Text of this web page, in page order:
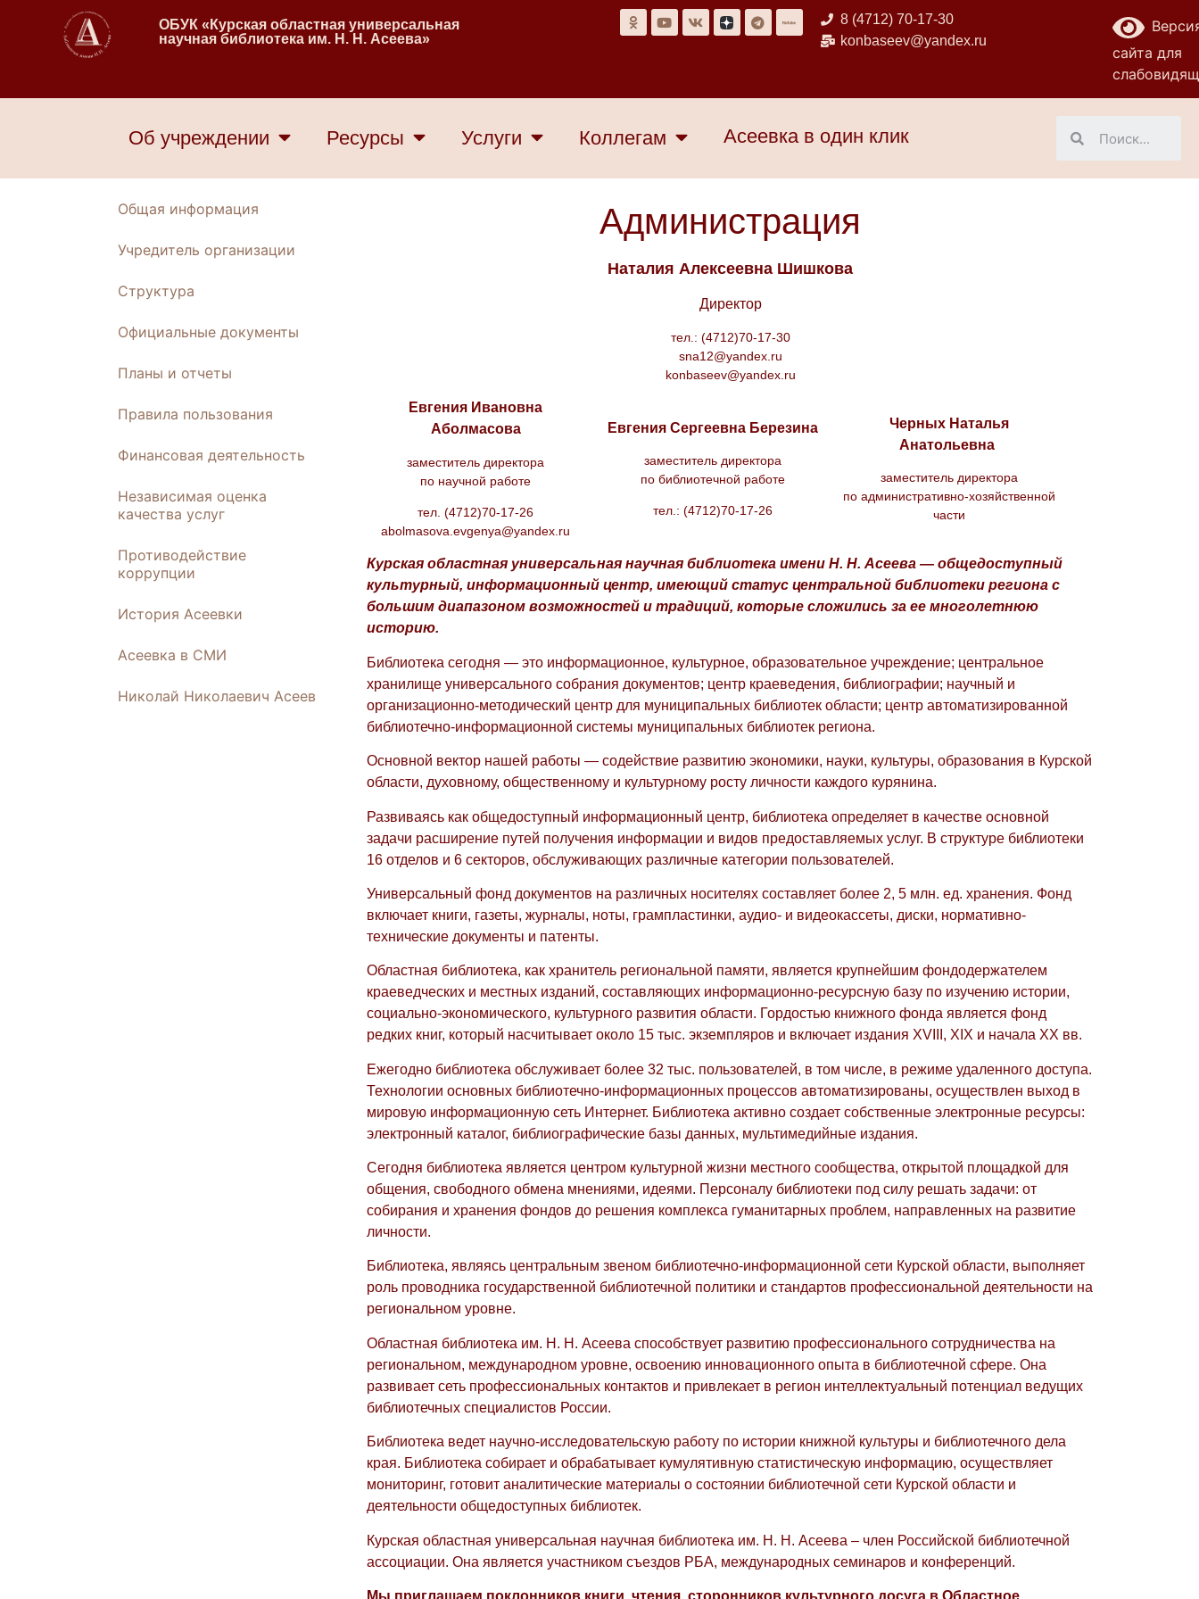
ОБУК «Курская областная универсальная
научная библиотека им. Н. Н. Асеева»
8 (4712) 70-17-30
konbaseev@yandex.ru
сайта для
Об учреждении Ресурсы Услуги Коллегам Асеевка в один клик
Общая информация
Учредитель организации
Структура
Официальные документы
Планы и отчеты
Правила пользования
Финансовая деятельность
Независимая оценка
качества услуг
Противодействие
коррупции
История Асеевки
Асеевка в СМИ
Николай Николаевич Асеев
Администрация
Наталия Алексеевна Шишкова
Директор
тел.: (4712)70-17-30
sna12@yandex.ru
konbaseev@yandex.ru
Евгения Ивановна
Аболмасова
заместитель директора
по научной работе
тел. (4712)70-17-26
abolmasova.evgenya@yandex.ru
Евгения Сергеевна Березина
заместитель директора
по библиотечной работе
тел.: (4712)70-17-26
Черных Наталья
Анатольевна
заместитель директора
по административно-хозяйственной
части
Курская областная универсальная научная библиотека имени Н. Н. Асеева — общедоступный
культурный, информационный центр, имеющий статус центральной библиотеки региона с
большим диапазоном возможностей и традиций, которые сложились за ее многолетнюю
историю.
Библиотека сегодня — это информационное, культурное, образовательное учреждение; центральное
хранилище универсального собрания документов; центр краеведения, библиографии; научный и
организационно-методический центр для муниципальных библиотек области; центр автоматизированной
библиотечно-информационной системы муниципальных библиотек региона.
Основной вектор нашей работы — содействие развитию экономики, науки, культуры, образования в Курской
области, духовному, общественному и культурному росту личности каждого курянина.
Развиваясь как общедоступный информационный центр, библиотека определяет в качестве основной
задачи расширение путей получения информации и видов предоставляемых услуг. В структуре библиотеки
16 отделов и 6 секторов, обслуживающих различные категории пользователей.
Универсальный фонд документов на различных носителях составляет более 2, 5 млн. ед. хранения. Фонд
включает книги, газеты, журналы, ноты, грампластинки, аудио- и видеокассеты, диски, нормативно-
технические документы и патенты.
Областная библиотека, как хранитель региональной памяти, является крупнейшим фондодержателем
краеведческих и местных изданий, составляющих информационно-ресурсную базу по изучению истории,
социально-экономического, культурного развития области. Гордостью книжного фонда является фонд
редких книг, который насчитывает около 15 тыс. экземпляров и включает издания XVIII, XIX и начала XX вв.
Ежегодно библиотека обслуживает более 32 тыс. пользователей, в том числе, в режиме удаленного доступа.
Технологии основных библиотечно-информационных процессов автоматизированы, осуществлен выход в
мировую информационную сеть Интернет. Библиотека активно создает собственные электронные ресурсы:
электронный каталог, библиографические базы данных, мультимедийные издания.
Сегодня библиотека является центром культурной жизни местного сообщества, открытой площадкой для
общения, свободного обмена мнениями, идеями. Персоналу библиотеки под силу решать задачи: от
собирания и хранения фондов до решения комплекса гуманитарных проблем, направленных на развитие
личности.
Библиотека, являясь центральным звеном библиотечно-информационной сети Курской области, выполняет
роль проводника государственной библиотечной политики и стандартов профессиональной деятельности на
региональном уровне.
Областная библиотека им. Н. Н. Асеева способствует развитию профессионального сотрудничества на
региональном, международном уровне, освоению инновационного опыта в библиотечной сфере. Она
развивает сеть профессиональных контактов и привлекает в регион интеллектуальный потенциал ведущих
библиотечных специалистов России.
Библиотека ведет научно-исследовательскую работу по истории книжной культуры и библиотечного дела
края. Библиотека собирает и обрабатывает кумулятивную статистическую информацию, осуществляет
мониторинг, готовит аналитические материалы о состоянии библиотечной сети Курской области и
деятельности общедоступных библиотек.
Курская областная универсальная научная библиотека им. Н. Н. Асеева – член Российской библиотечной
ассоциации. Она является участником съездов РБА, международных семинаров и конференций.
Мы приглашаем поклонников книги, чтения, сторонников культурного досуга в Областное